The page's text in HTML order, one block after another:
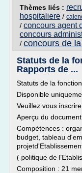
Thèmes liés :
hospitaliere /
/ concours agent
concours
/ concours de
Statuts de la
Rapports de ...
Statuts de la
Disponible
Veuillez vous
Aperçu du document
Compétences :
budget, tableau
( politique de
Composition : 21